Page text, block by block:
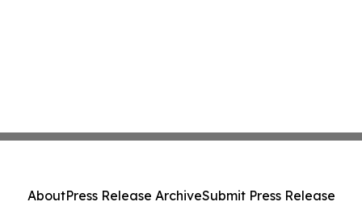
AboutPress Release ArchiveSubmit Press Release